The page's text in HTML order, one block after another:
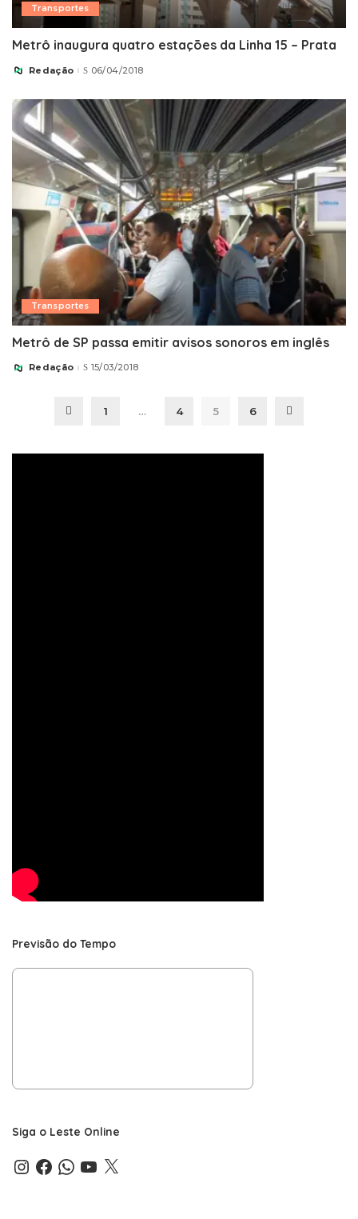
Transportes
Metrô inaugura quatro estações da Linha 15 – Prata
Posted
Redação 06/04/2018
Transportes
Metrô de SP passa emitir avisos sonoros em inglês
Posted
Redação 15/03/2018
1 … 4 5 6
Previsão do Tempo
Siga o Leste Online
Instagram
Facebook
WhatsApp
YouTube
X